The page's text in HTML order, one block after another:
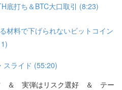
底打ち＆BTC大口取引 (8:23)
材料で下げられないビットコイン
スライド (55:20)
＆ 実弾はリスク選好 ＆ テー